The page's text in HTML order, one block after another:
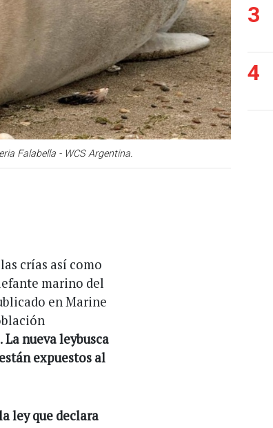
Falabella - WCS Argentina.
crías así como
marino del
en Marine
La nueva leybusca
expuestos al
ley que declara
3
4